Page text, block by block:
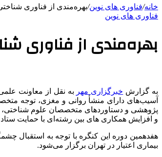
خانه/فناوری های نوین/بهره‌مندی از فناوری
فناوری های نوین
بهره‌مندی از فناوری
به گزارش خبرگزاری مهر به نقل از معاونت
آسیب‌های دارای منشأ روانی و مغزی، توجه
پژوهشی و دستاوردهای متخصصان علوم شناختی،
و افزایش همکاری های بین رشته‌ای با حمایت
هفدهمین دوره این کنگره با توجه به استقبال
بیماری اعتیار در تهران برگزار می‌شود.